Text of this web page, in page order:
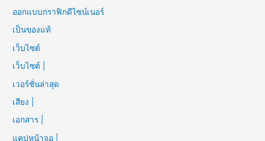
ออกแบบกราฟิกดีไซน์เนอร์
เป็นของแท้
เว็บไซต์
เว็บไซต์ |
เวอร์ชั่นล่าสุด
เสียง |
เอกสาร |
แคปหน้าจอ |